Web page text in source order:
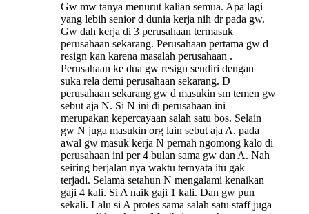
Gw mw tanya menurut kalian semua. Apa lagi
yang lebih senior d dunia kerja nih dr pada gw.
Gw dah kerja di 3 perusahaan termasuk
perusahaan sekarang. Perusahaan pertama gw d
resign kan karena masalah perusahaan .
Perusahaan ke dua gw resign sendiri dengan
suka rela demi perusahaan sekarang. D
perusahaan sekarang gw d masukin sm temen gw
sebut aja N. Si N ini di perusahaan ini
merupakan kepercayaan salah satu bos. Selain
gw N juga masukin org lain sebut aja A. pada
awal gw masuk kerja N pernah ngomong kalo di
perusahaan ini per 4 bulan sama gw dan A. Nah
seiring berjalan nya waktu ternyata itu gak
terjadi. Selama setahun N mengalami kenaikan
gaji 4 kali. Si A naik gaji 1 kali. Dan gw pun
sekali. Lalu si A protes sama salah satu staff juga